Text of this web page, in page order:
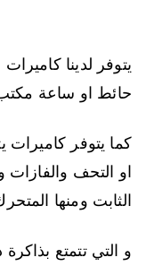
يتوفر لدينا
حائط او ساعة
كما يتوفر كاميرات
او التحف والفازات
الثابت ومنها
و التي تتمتع